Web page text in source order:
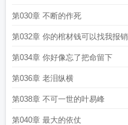
第030章 不断的作死
第032章 你的棺材钱可以找我报销
第034章 你好像忘了把命留下
第036章 老泪纵横
第038章 不可一世的叶易峰
第040章 最大的依仗